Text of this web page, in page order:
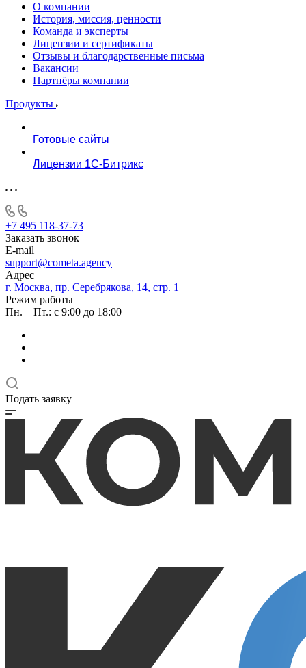
О компании
История, миссия, ценности
Команда и эксперты
Лицензии и сертификаты
Отзывы и благодарственные письма
Вакансии
Партнёры компании
Продукты
Готовые сайты
Лицензии 1С-Битрикс
+7 495 118-37-73
Заказать звонок
E-mail
support@cometa.agency
Адрес
г. Москва, пр. Серебрякова, 14, стр. 1
Режим работы
Пн. – Пт.: с 9:00 до 18:00
Подать заявку